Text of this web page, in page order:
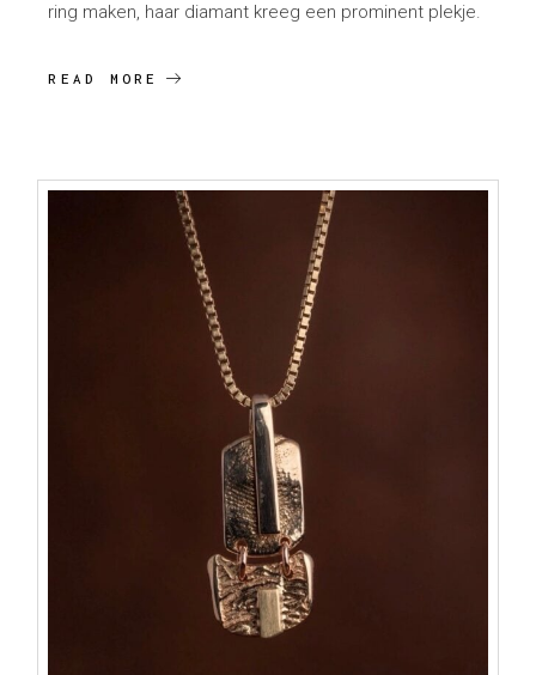
ring maken, haar diamant kreeg een prominent plekje.
READ MORE